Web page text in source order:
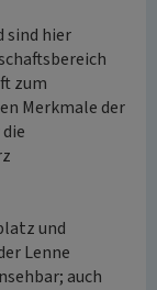
sind hier
zum
Merkmale der
und
Lenne
auch